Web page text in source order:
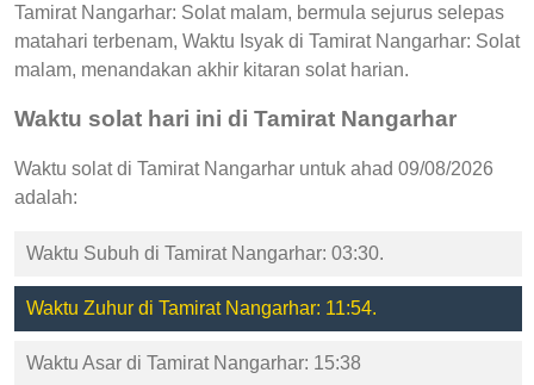
Tamirat Nangarhar: Solat malam, bermula sejurus selepas
matahari terbenam, Waktu Isyak di Tamirat Nangarhar: Solat
malam, menandakan akhir kitaran solat harian.
Waktu solat hari ini di Tamirat Nangarhar
Waktu solat di Tamirat Nangarhar untuk ahad 09/08/2026
adalah:
Waktu Subuh di Tamirat Nangarhar: 03:30.
Waktu Zuhur di Tamirat Nangarhar: 11:54.
Waktu Asar di Tamirat Nangarhar: 15:38